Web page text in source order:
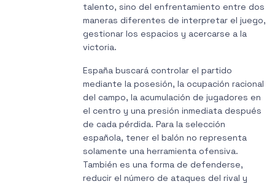
talento, sino del enfrentamiento entre dos
maneras diferentes de interpretar el juego,
gestionar los espacios y acercarse a la
victoria.
España buscará controlar el partido
mediante la posesión, la ocupación racional
del campo, la acumulación de jugadores en
el centro y una presión inmediata después
de cada pérdida. Para la selección
española, tener el balón no representa
solamente una herramienta ofensiva.
También es una forma de defenderse,
reducir el número de ataques del rival y